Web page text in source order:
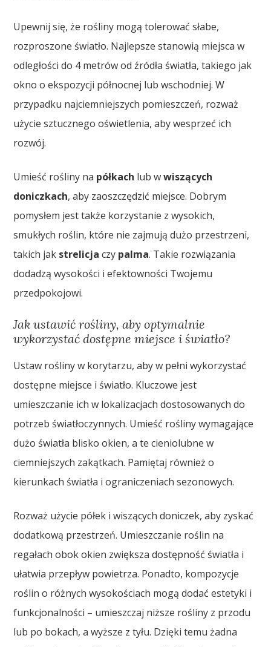
Upewnij się, że rośliny mogą tolerować słabe,
rozproszone światło. Najlepsze stanowią miejsca w
odległości do 4 metrów od źródła światła, takiego jak
okno o ekspozycji północnej lub wschodniej. W
przypadku najciemniejszych pomieszczeń, rozważ
użycie sztucznego oświetlenia, aby wesprzeć ich
rozwój.
Umieść rośliny na półkach lub wwiszących
doniczkach, aby zaoszczędzić miejsce. Dobrym
pomysłem jest także korzystanie z wysokich,
smukłych roślin, które nie zajmują dużo przestrzeni,
takich jak strelicja czy palma. Takie rozwiązania
dodadzą wysokości i efektowności Twojemu
przedpokojowi.
Jak ustawić rośliny, aby optymalnie
wykorzystać dostępne miejsce i światło?
Ustaw rośliny w korytarzu, aby w pełni wykorzystać
dostępne miejsce i światło. Kluczowe jest
umieszczanie ich w lokalizacjach dostosowanych do
potrzeb światłoczynnych. Umieść rośliny wymagające
dużo światła blisko okien, a te cieniolubne w
ciemniejszych zakątkach. Pamiętaj również o
kierunkach światła i ograniczeniach sezonowych.
Rozważ użycie półek i wiszących doniczek, aby zyskać
dodatkową przestrzeń. Umieszczanie roślin na
regałach obok okien zwiększa dostępność światła i
ułatwia przepływ powietrza. Ponadto, kompozycje
roślin o różnych wysokościach mogą dodać estetyki i
funkcjonalności – umieszczaj niższe rośliny z przodu
lub po bokach, a wyższe z tyłu. Dzięki temu żadna